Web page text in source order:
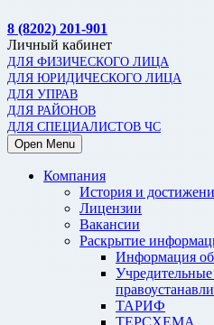
8 (8202) 201-901
Личный кабинет
ДЛЯ ФИЗИЧЕСКОГО ЛИЦА
ДЛЯ ЮРИДИЧЕСКОГО ЛИЦА
ДЛЯ УПРАВ
ДЛЯ РАЙОНОВ
ДЛЯ СПЕЦИАЛИСТОВ ЧС
Open Menu
Компания
История и
Лицензии
Вакансии
Раскрытие
Информация об
ТАРИФ
ТЕРСХЕМА